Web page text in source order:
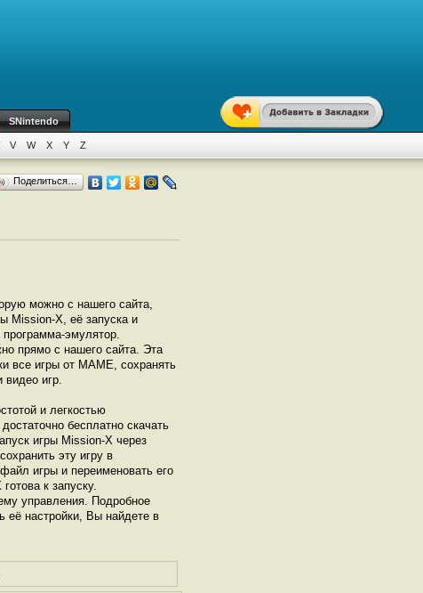
SNintendo
V W X Y Z
Поделиться…
можно с нашего сайта,
Mission-X, её запуска и
эмулятор.
прямо с нашего сайта. Эта
все игры от МАМЕ, сохранять
видео игр.
и легкостью
бесплатно скачать
игры Mission-X через
эту игру в
игры и переименовать его
к запуску.
управления. Подробное
её настройки, Вы найдете в